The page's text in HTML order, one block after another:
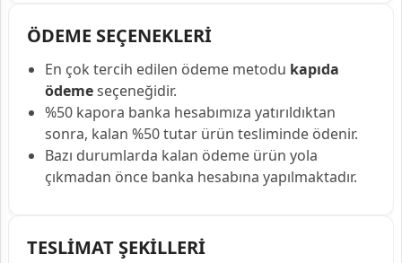
ÖDEME SEÇENEKLERİ
En çok tercih edilen ödeme metodu kapıda
ödemeseçeneğidir.
%50 kapora banka hesabımıza yatırıldıktan
sonra, kalan %50 tutar ürün tesliminde ödenir.
Bazı durumlarda kalan ödeme ürün yola
çıkmadan önce banka hesabına yapılmaktadır.
TESLİMAT ŞEKİLLERİ